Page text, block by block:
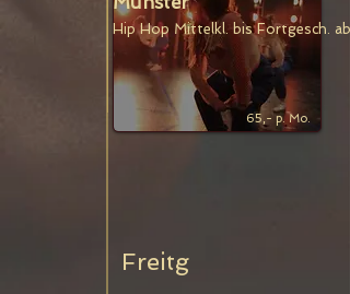
Hip Hop Mittelkl. bis Fortgesch. ab
65,- p. Mo.
Freitg